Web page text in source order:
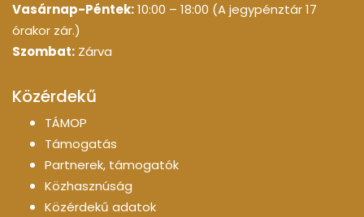
Vasárnap-Péntek:10:00 – 18:00 (A jegypénztár 17
órakor zár.)
Szombat: Zárva
Közérdekű
TÁMOP
Támogatás
Partnerek, támogatók
Közhasznúság
Közérdekű adatok